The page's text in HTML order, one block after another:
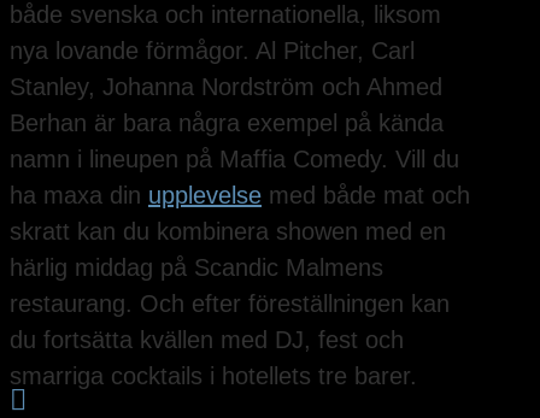
både svenska och internationella, liksom
nya lovande förmågor. Al Pitcher, Carl
Stanley, Johanna Nordström och Ahmed
Berhan är bara några exempel på kända
namn i lineupen på Maffia Comedy. Vill du
ha maxa din upplevelse med både mat och
skratt kan du kombinera showen med en
härlig middag på Scandic Malmens
restaurang. Och efter föreställningen kan
du fortsätta kvällen med DJ, fest och
smarriga cocktails i hotellets tre barer.
